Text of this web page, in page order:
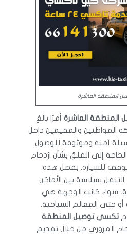
المنطقة العاشرة
العاشرةأمرًا بالغ
المواطنين والمقيمين داخل
آمنة وموثوقة للوصول
إلى القلق بشأن ازدحام
للسيارة. بفضل هذه
التنقل بسلاسة بين الأماكن
سواء كانت الوجهة هي
أو حتى المعالم السياحية.
تكسي توصيل المنطقة
المروري من خلال تقديم